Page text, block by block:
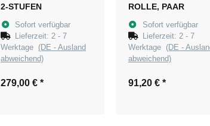
2-STUFEN
Sofort verfügbar
Lieferzeit:2 - 7
Werktage (DE - Ausland
abweichend)
279,00 € *
ROLLE, PAAR
Sofort verfügbar
Lieferzeit: 2 - 7
Werktage (DE -
abweichend)
91,20 € *